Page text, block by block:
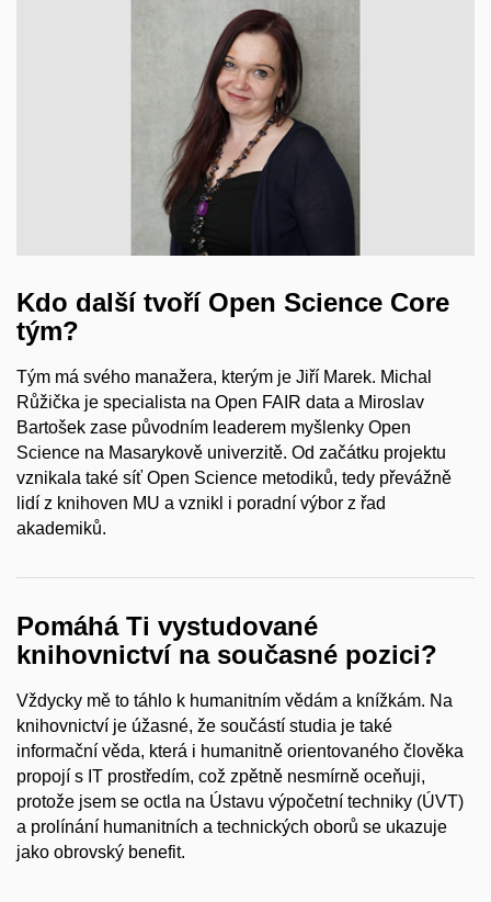
Kdo další tvoří Open Science Core
tým?
Tým má svého manažera, kterým je Jiří Marek. Michal
Růžička je specialista na Open FAIR data a Miroslav
Bartošek zase původním leaderem myšlenky Open
Science na Masarykově univerzitě. Od začátku projektu
vznikala také síť Open Science metodiků, tedy převážně
lidí z knihoven MU a vznikl i poradní výbor z řad
akademiků.
Pomáhá Ti vystudované
knihovnictví na současné pozici?
Vždycky mě to táhlo k humanitním vědám a knížkám. Na
knihovnictví je úžasné, že součástí studia je také
informační věda, která i humanitně orientovaného člověka
propojí s IT prostředím, což zpětně nesmírně oceňuji,
protože jsem se octla na Ústavu výpočetní techniky (ÚVT)
a prolínání humanitních a technických oborů se ukazuje
jako obrovský benefit.